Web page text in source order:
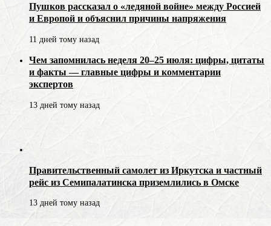
Пушков рассказал о «ледяной войне» между Россией
и Европой и объяснил причины напряжения
11 дней тому назад
Чем запомнилась неделя 20–25 июля: цифры, цитаты
и факты — главные цифры и комментарии
экспертов
13 дней тому назад
Правительственный самолет из Иркутска и частный
рейс из Семипалатинска приземлились в Омске
13 дней тому назад